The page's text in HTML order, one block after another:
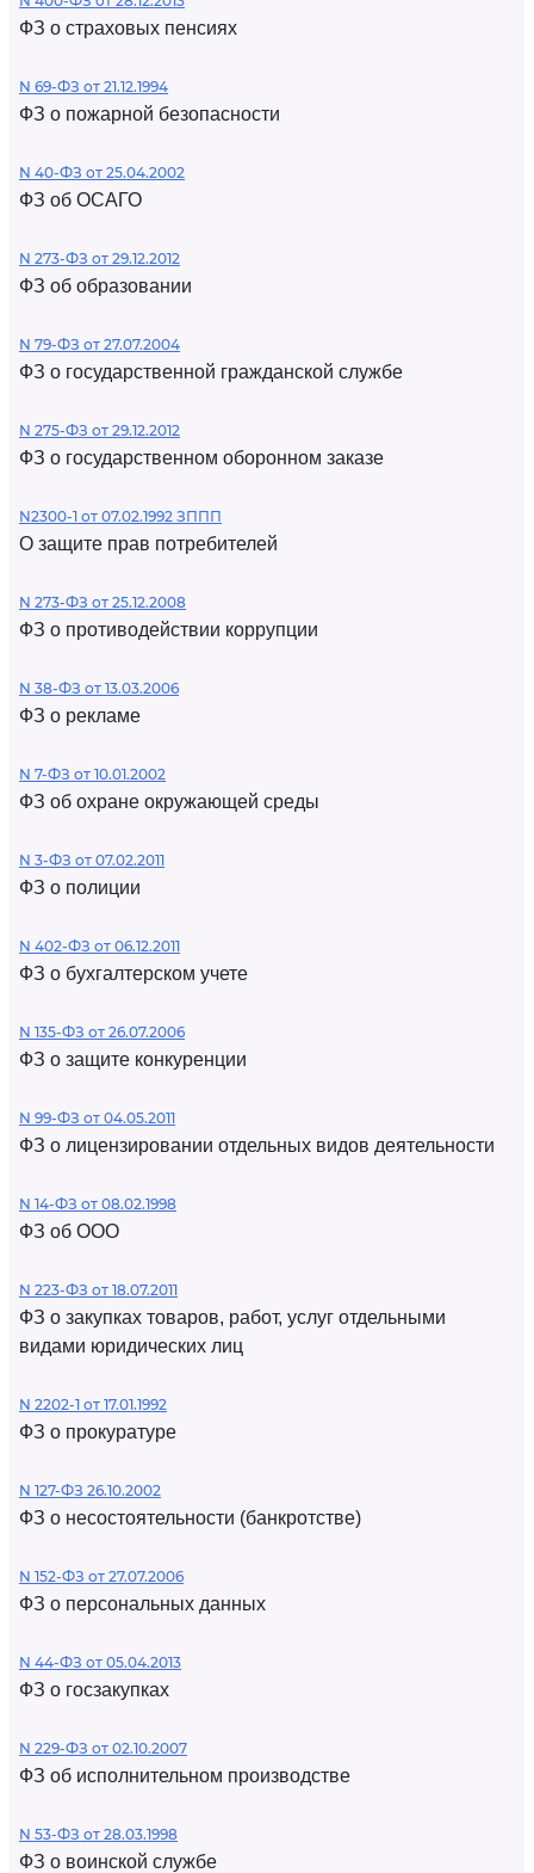
ФЗ о страховых пенсиях
N 69-ФЗ от 21.12.1994
ФЗ о пожарной безопасности
N 40-ФЗ от 25.04.2002
ФЗ об ОСАГО
N 273-ФЗ от 29.12.2012
ФЗ об образовании
N 79-ФЗ от 27.07.2004
ФЗ о государственной гражданской службе
N 275-ФЗ от 29.12.2012
ФЗ о государственном оборонном заказе
N2300-1 от 07.02.1992 ЗППП
О защите прав потребителей
N 273-ФЗ от 25.12.2008
ФЗ о противодействии коррупции
N 38-ФЗ от 13.03.2006
ФЗ о рекламе
N 7-ФЗ от 10.01.2002
ФЗ об охране окружающей среды
N 3-ФЗ от 07.02.2011
ФЗ о полиции
N 402-ФЗ от 06.12.2011
ФЗ о бухгалтерском учете
N 135-ФЗ от 26.07.2006
ФЗ о защите конкуренции
N 99-ФЗ от 04.05.2011
ФЗ о лицензировании отдельных видов деятельности
N 14-ФЗ от 08.02.1998
ФЗ об ООО
N 223-ФЗ от 18.07.2011
ФЗ о закупках товаров, работ, услуг отдельными
видами юридических лиц
N 2202-1 от 17.01.1992
ФЗ о прокуратуре
N 127-ФЗ 26.10.2002
ФЗ о несостоятельности (банкротстве)
N 152-ФЗ от 27.07.2006
ФЗ о персональных данных
N 44-ФЗ от 05.04.2013
ФЗ о госзакупках
N 229-ФЗ от 02.10.2007
ФЗ об исполнительном производстве
N 53-ФЗ от 28.03.1998
ФЗ о воинской службе